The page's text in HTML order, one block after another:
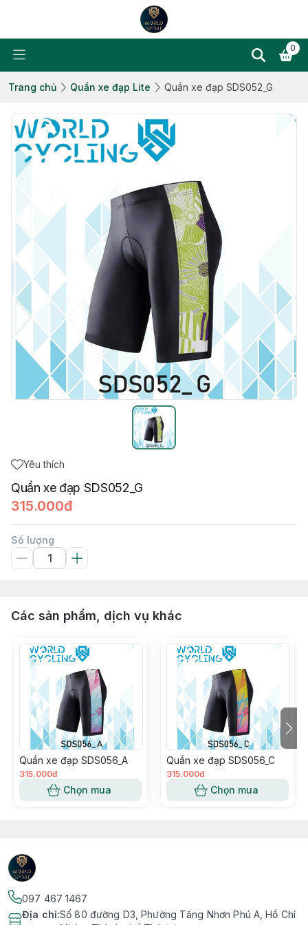
0
Trang chủ Quần xe đạp Lite Quần xe đạp SDS052_G
Yêu thích
Quần xe đạp SDS052_G
315.000đ
Số lượng
Các sản phẩm, dịch vụ khác
Quần xe đạp SDS056_A
315.000đ
Chọn mua
Quần xe đạp SDS056_C
315.000đ
Chọn mua
097 467 1467
Địa chỉ:Số 80 đường D3, Phường Tăng Nhơn Phú A, Hồ Chí